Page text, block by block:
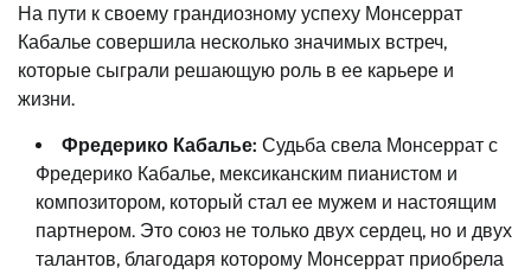
На пути к своему грандиозному успеху Монсеррат
Кабалье совершила несколько значимых встреч,
которые сыграли решающую роль в ее карьере и
жизни.
Фредерико Кабалье: Судьба свела Монсеррат с
Фредерико Кабалье, мексиканским пианистом и
композитором, который стал ее мужем и настоящим
партнером. Это союз не только двух сердец, но и двух
талантов, благодаря которому Монсеррат приобрела